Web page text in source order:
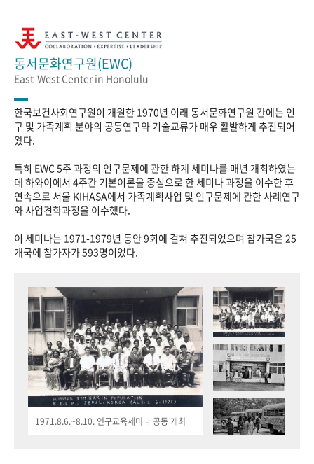
동서문화연구원(EWC)
East-West Center in Honolulu
한국보건사회연구원이 개원한 1970년 이래 동서문화연구원 간에는 인
구 및 가족계획 분야의 공동연구와 기술교류가 매우 활발하게 추진되어
왔다.
특히 EWC 5주 과정의 인구문제에 관한 하계 세미나를 매년 개최하였는
데 하와이에서 4주간 기본이론을 중심으로 한 세미나 과정을 이수한 후
연속으로 서울 KIHASA에서 가족계획사업 및 인구문제에 관한 사례연구
와 사업견학과정을 이수했다.
이 세미나는 1971-1979년 동안 9회에 걸쳐 추진되었으며 참가국은 25
개국에 참가자가 593명이었다.
1971.8.6.~8.10. 인구교육세미나 공동 개최